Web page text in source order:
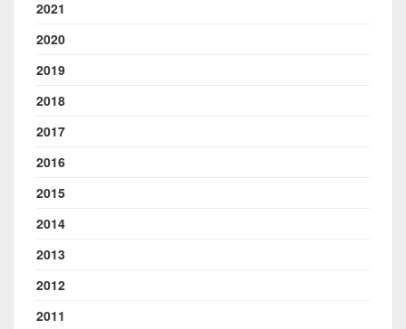
2021
2020
2019
2018
2017
2016
2015
2014
2013
2012
2011